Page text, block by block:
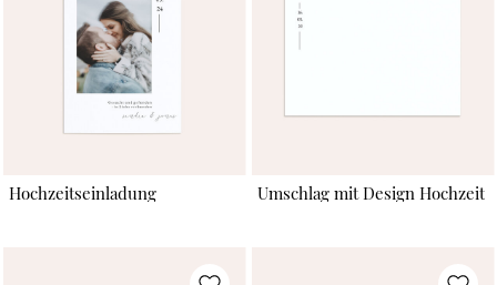
Hochzeitseinladung Umschlag mit Design Hochzeit